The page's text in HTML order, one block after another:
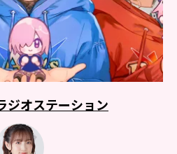
ジオステーション